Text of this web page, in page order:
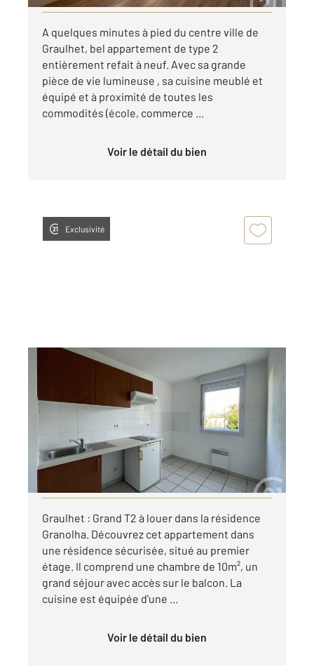
A quelques minutes à pied du centre ville de
Graulhet, bel appartement de type 2
entièrement refait à neuf. Avec sa grande
pièce de vie lumineuse , sa cuisine meublé et
équipé et à proximité de toutes les
commodités (école, commerce ...
Voir le détail du bien
Exclusivité
GRAULHET 81
Appartement T2 à louer
450 €
par mois charges comprises
Visiter le site dédié
Graulhet : Grand T2 à louer dans la résidence
Granolha. Découvrez cet appartement dans
une résidence sécurisée, situé au premier
étage. Il comprend une chambre de 10m², un
grand séjour avec accès sur le balcon. La
cuisine est équipée d'une ...
Voir le détail du bien